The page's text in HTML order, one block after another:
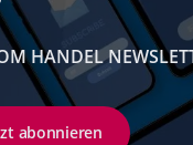
HANDEL
abonnieren